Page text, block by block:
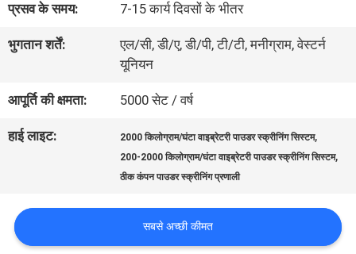
गुणवत्ता
संपर्क
एक
प्रसव के समय: 7-15 कार्य दिवसों के भीतर
भुगतान शर्तें:
एल/सी, डी/ए, डी/पी, टी/टी, मनीग्राम, वेस्टर्न
यूनियन
आपूर्ति की क्षमता: 5000 सेट / वर्ष
हाई लाइट: 2000 किलोग्राम/घंटा वाइब्रेटरी पाउडर स्क्रीनिंग सिस्टम,
200-2000 किलोग्राम/घंटा वाइब्रेटरी पाउडर स्क्रीनिंग सिस्टम,
ठीक कंपन पाउडर स्क्रीनिंग प्रणाली
सबसे अच्छी कीमत